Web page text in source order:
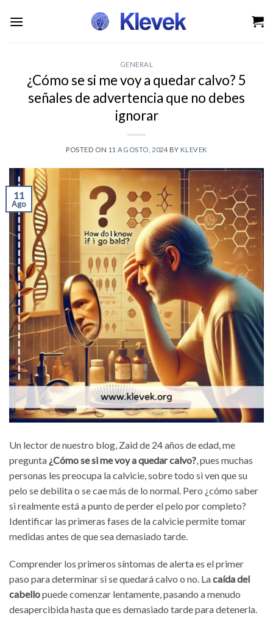
GENERAL
¿Cómo se si me voy a quedar calvo? 5
señales de advertencia que no debes
ignorar
POSTED ON 11 AGOSTO, 2024 BY KLEVEK
11
Ago
Un lector de nuestro blog, Zaid de 24 años de edad, me
pregunta ¿Cómo se si me voy a quedar calvo? , pues muchas
personas les preocupa la calvicie, sobre todo si ven que su
pelo se debilita o se cae más de lo normal. Pero ¿cómo saber
si realmente está a punto de perder el pelo por completo?
Identificar las primeras fases de la calvicie permite tomar
medidas antes de que sea demasiado tarde.
Comprender los primeros síntomas de alerta es el primer
paso para determinar si se quedará calvo o no. Lacaída del
cabellopuede comenzar lentamente, pasando a menudo
desapercibida hasta que es demasiado tarde para detenerla.